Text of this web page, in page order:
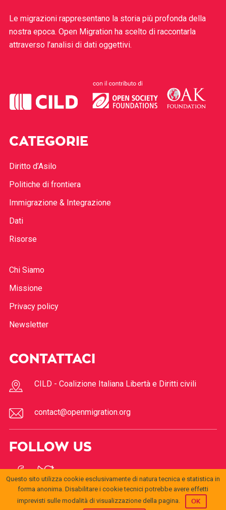
Le migrazioni rappresentano la storia più profonda della
nostra epoca. Open Migration ha scelto di raccontarla
attraverso l’analisi di dati oggettivi.
CATEGORIE
Diritto d’Asilo
Politiche di frontiera
Immigrazione & Integrazione
Dati
Risorse
Chi Siamo
Missione
Privacy policy
Newsletter
CONTATTACI
CILD - Coalizione Italiana Libertà e Diritti civili
contact@openmigration.org
FOLLOW US
Questo sito utilizza cookie esclusivamente di natura tecnica e statistica in
forma anonima. Disabilitare i cookie tecnici potrebbe avere effetti
imprevisti sulle modalità di visualizzazione della pagina.
OK